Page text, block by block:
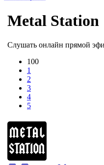
Metal Station
Слушать онлайн прямой
100
1
2
3
4
5